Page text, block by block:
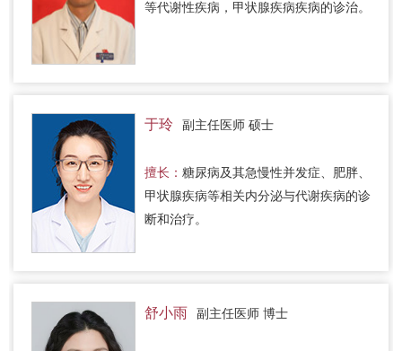
等代谢性疾病，甲状腺疾病疾病的诊治。
于玲 副主任医师 硕士
擅长： 糖尿病及其急慢性并发症、肥胖、
甲状腺疾病等相关内分泌与代谢疾病的诊
断和治疗。
舒小雨 副主任医师 博士